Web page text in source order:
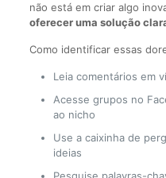
não está em criar algo
oferecer uma solução
Como identificar essas
Leia comentários em
Acesse grupos no
ao nicho
Use a caixinha de
ideias